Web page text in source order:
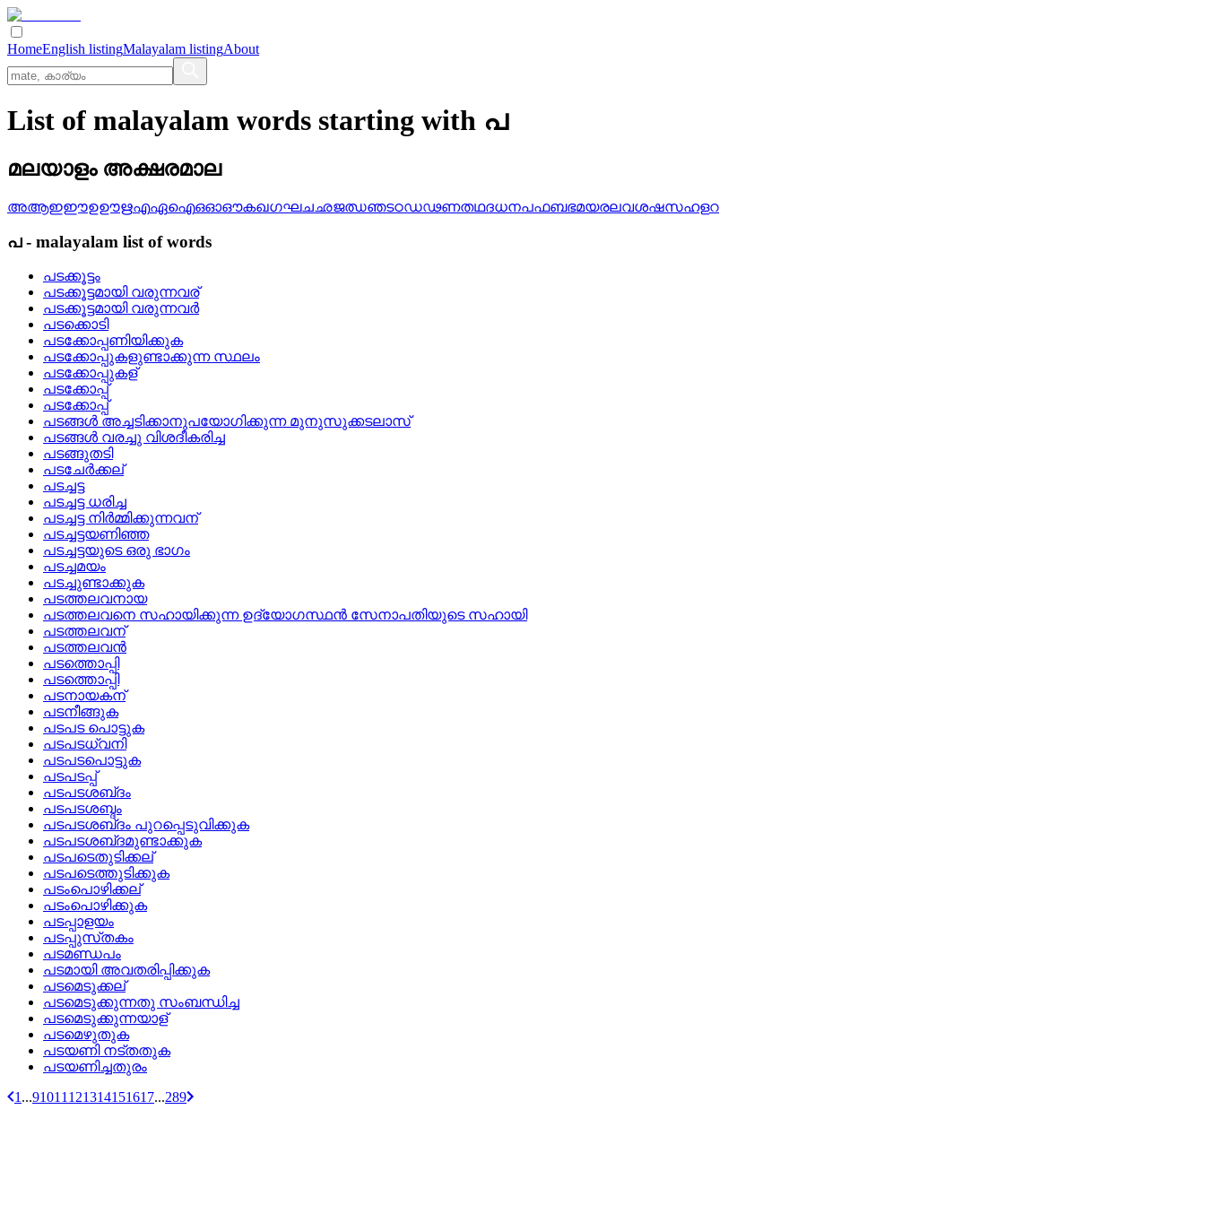
HomeEnglish listingMalayalam listingAbout
List of malayalam words starting with പ
മലയാളം അക്ഷരമാല
അആഇഈഉഊഋഎഏഐഒഓഔകഖഗഘചഛജഝഞടഠഡഢണതഥദധനപഫബഭമയരലവശഷസഹളറ
പ- malayalam list of words
പടക്കൂട്ടം
പടക്കൂട്ടമായി വരുന്നവര്
പടക്കൂട്ടമായി വരുന്നവര്‍
പടക്കൊടി
പടക്കോപ്പണിയിക്കുക
പടക്കോപ്പുകളുണ്ടാക്കുന്ന സ്ഥലം
പടക്കോപ്പുകള്
പടക്കോപ്പ്
പടക്കോപ്പ്
പടങ്ങള്‍ അച്ചടിക്കാനുപയോഗിക്കുന്ന മുനുസുക്കടലാസ്
പടങ്ങള്‍ വരച്ചു വിശദീകരിച്ച
പടങ്ങുതടി
പടചേര്‍ക്കല്
പടച്ചട്ട
പടച്ചട്ട ധരിച്ച
പടച്ചട്ട നിര്‍മ്മിക്കുന്നവന്
പടച്ചട്ടയണിഞ്ഞ
പടച്ചട്ടയുടെ ഒരു ഭാഗം
പടച്ചമയം
പടച്ചുണ്ടാക്കുക
പടത്തലവനായ
പടത്തലവനെ സഹായിക്കുന്ന ഉദ്യോഗസ്ഥന്‍ സേനാപതിയുടെ സഹായി
പടത്തലവന്
പടത്തലവന്‍
പടത്തൊപ്പി
പടത്തൊപ്പി
പടനായകന്
പടനീങ്ങുക
പടപട പൊട്ടുക
പടപടധ്വനി
പടപടപൊട്ടുക
പടപടപ്പ്
പടപടശബ്‌ദം
പടപടശബ്ദം
പടപടശബ്‌ദം പുറപ്പെടുവിക്കുക
പടപടശബ്‌ദമുണ്ടാക്കുക
പടപടെതുടിക്കല്
പടപടെത്തുടിക്കുക
പടംപൊഴിക്കല്
പടംപൊഴിക്കുക
പടപ്പാളയം
പടപ്പുസ്‌തകം
പടമണ്ഡപം
പടമായി അവതരിപ്പിക്കുക
പടമെടുക്കല്
പടമെടുക്കുന്നതു സംബന്ധിച്ച
പടമെടുക്കുന്നയാള്
പടമെഴുതുക
പടയണി നട്‌തതുക
പടയണിച്ചതുരം
1 ...91011 121314151617...289